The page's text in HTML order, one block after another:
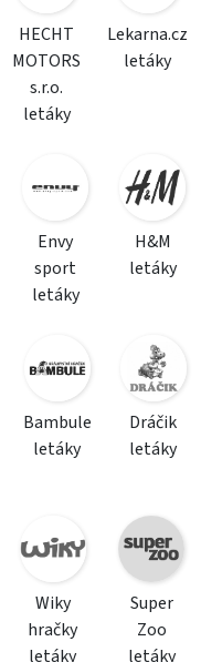
HECHT
MOTORS
s.r.o.
letáky
Lekarna.cz
letáky
Envy
sport
letáky
H&M
letáky
Bambule
letáky
Dráčik
letáky
Wiky
hračky
letáky
Super
Zoo
letáky